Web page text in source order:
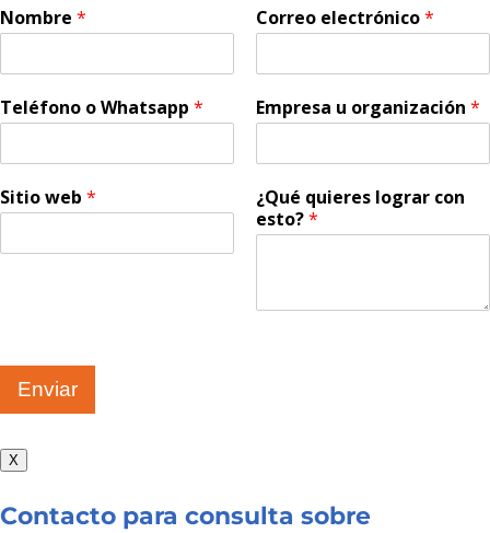
Nombre * Correo electrónico*
Teléfono o Whatsapp * Empresa u organización *
Sitio web *
¿Qué quieres lograr con
esto?*
Enviar
X
Contacto para consulta sobre